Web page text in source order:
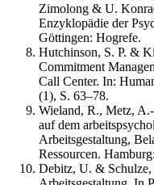
Zimolong & U.
Enzyklopädie der
Göttingen: Hogrefe.
Hutchinson, S. P. &
Commitment
Call Center. In:
(1), S. 63–78.
Wieland, R., Metz,
auf dem
Arbeitsgestaltung,
Ressourcen.
Debitz, U. & Schulze,